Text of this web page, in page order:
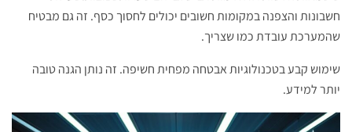
חשבונות והצפנה במקומות חשובים יכולים לחסוך כסף. זה גם מבטיח
שהמערכת עובדת כמו שצריך.
שימוש קבע בטכנולוגיות אבטחה מפחית חשיפה. זה נותן הגנה טובה
יותר למידע.